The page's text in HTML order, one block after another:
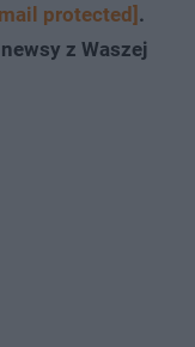
protected] .
z Waszej